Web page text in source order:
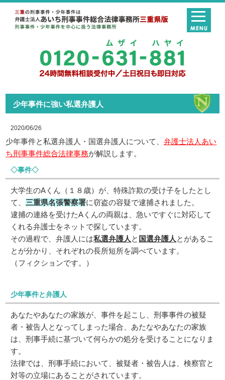
少年事件に強い私選弁護人
2020/06/26
少年事件と私選弁護人・国選弁護人について、弁護士法人あい
ち刑事事件総合法律事務が解説します。
◇事件◇
大学生のAくん（１８歳）が、特殊詐欺の受け子をしたとし
て、 三重県名張警察署に窃盗の容疑で逮捕されました。
逮捕の連絡を受けたAくんの両親は、急いですぐに対応して
くれる弁護士をネットで探しています。
その過程で、弁護人には私選弁護人 と 国選弁護人 とがあるこ
とが分かり、それぞれの長所短所を調べています。
（フィクションです。）
少年事件と弁護人
あなたやあなたの家族が、事件を起こし、刑事事件の被疑
者・被告人となってしまった場合、あたなやあなたの家族
は、刑事手続に基づいて何らかの処分を受けることになりま
す。
法律では、刑事手続において、被疑者・被告人は、検察官と
対等の立場にあることがされています。